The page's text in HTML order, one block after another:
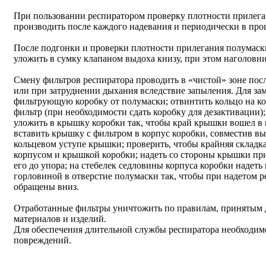
При пользовании респиратором проверку плотности
производить после каждого надевания и периодически в
После подгонки и проверки плотности прилегания
уложить в сумку клапаном выдоха книзу, при этом
Смену фильтров респиратора проводить в «чистой» зоне
или при затруднении дыхания вследствие запыления. Для
фильтрующую коробку от полумаски; отвинтить кольцо на
фильтр (при необходимости сдать коробку для
уложить в крышку коробки так, чтобы край крышки вошел в
вставить крышку с фильтром в корпус коробки, совместив
кольцевом уступе крышки; проверить, чтобы крайняя
корпусом и крышкой коробки; надеть со стороны крышки
его до упора; на стебелек седловины корпуса коробки
горловиной в отверстие полумаски так, чтобы при надетом
обращены вниз.
Отработанные фильтры уничтожить по правилам,
материалов и изделий.
Для обеспечения длительной службы респиратора
повреждений.